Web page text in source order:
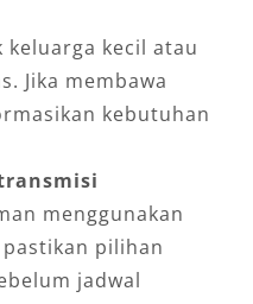
keluarga kecil atau
Jika membawa
kebutuhan
menggunakan
pilihan
jadwal